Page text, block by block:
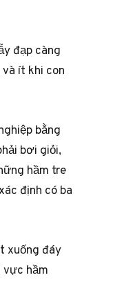
đạp càng
ít khi con
bằng
bơi giỏi,
hầm tre
định có ba
xuống đáy
hầm